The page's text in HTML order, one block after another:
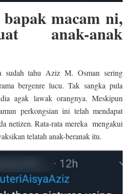
macam ni,
anak-anak
sudah tahu Aziz M. Osman sering
bergenre lucu. Tak sangka pula
agak lawak orangnya. Meskipun
perkongsian ini telah mendapat
netizen. Rata-rata mereka mengakui
telatah anak-beranak itu.